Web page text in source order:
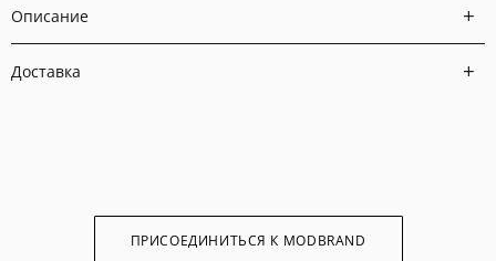
Описание
Доставка
ПРИСОЕДИНИТЬСЯ К MODBRAND